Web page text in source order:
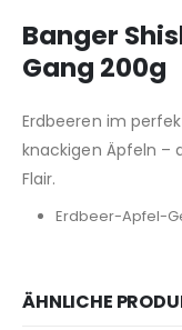
Banger
Gang 200g
Erdbeeren im
knackigen Äpfeln –
Flair.
Erdbeer-Apfel-
ÄHNLICHE